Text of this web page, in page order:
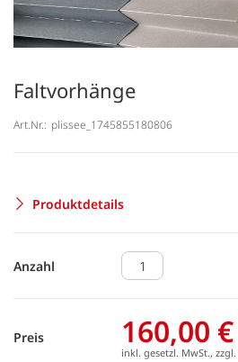
Faltvorhänge
Art.Nr.: plissee_1745855180806
Produktdetails
Anzahl
Preis 160,00 €
inkl. gesetzl. MwSt., zzgl.